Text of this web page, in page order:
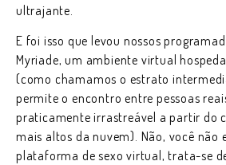
ultrajante.
E foi isso que levou nossos
Myriade, um ambiente virtual
(como chamamos o estrato
permite o encontro entre pessoas
praticamente irrastreável a partir do
mais altos da nuvem). Não, você não
plataforma de sexo virtual, trata-se